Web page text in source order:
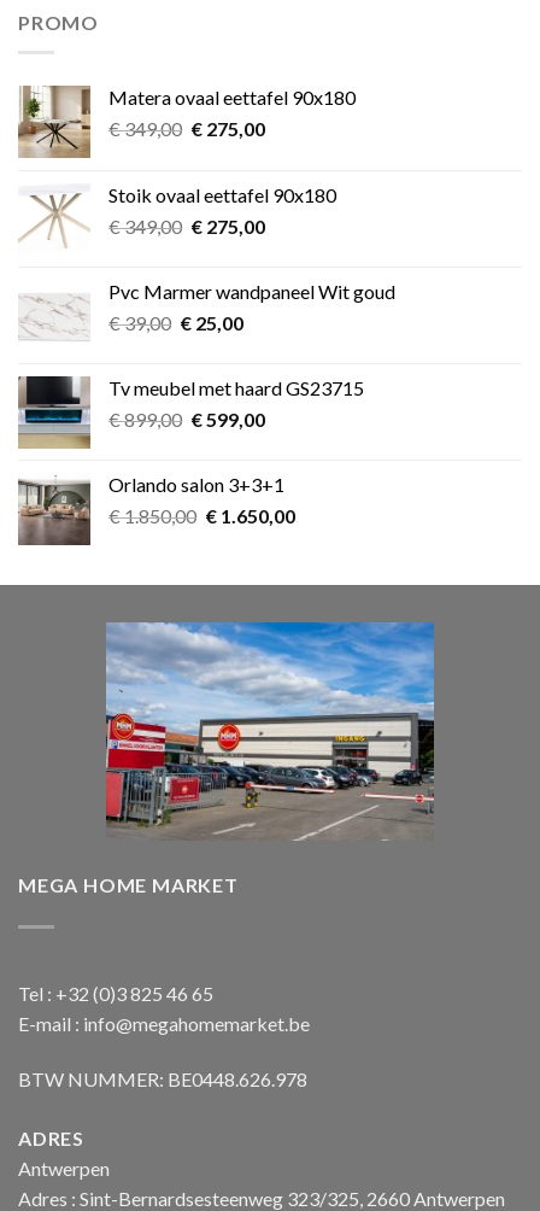
PROMO
Matera ovaal eettafel 90x180
€349,00 Oorspronkelijke
€ 349,00.
€275,00Huidige
€ 275,00.
Stoik ovaal eettafel 90x180
€349,00 Oorspronkelijke
€ 349,00.
€275,00Huidige
€ 275,00.
Pvc Marmer wandpaneel Wit goud
€39,00 Oorspronkelijke
€ 39,00.
€25,00Huidige
€ 25,00.
Tv meubel met haard GS23715
€899,00 Oorspronkelijke
€ 899,00.
€599,00Huidige
€ 599,00.
Orlando salon 3+3+1
€1.850,00 Oorspronkelijke
€ 1.850,00.
€1.650,00Huidige
€ 1.650,00.
MEGA HOME MARKET
Tel : +32 (0)3 825 46 65
E-mail : info@megahomemarket.be
BTW NUMMER: BE0448.626.978
ADRES
Antwerpen
Adres : Sint-Bernardsesteenweg 323/325, 2660 Antwerpen